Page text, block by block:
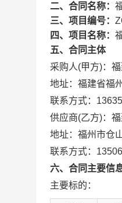
二、合同名称：
三、项目编号：
四、项目名称：
五、合同主体
采购人(甲方)：
地址：福建省福
联系方式：
供应商(乙方)：
地址：福州市仓
联系方式：
六、合同主要信
主要标的：